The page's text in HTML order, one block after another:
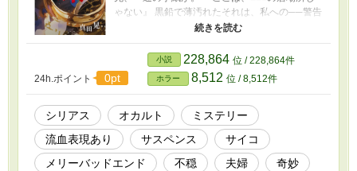
ゃない』 黒鉛で薄汚れたそれは、私への──警告
か。 それとも…… ††† 本作は、流血シーンを含
んでおります。
24h.ポイント 0pt
小説 228,864 位 / 228,864件
ホラー 8,512 位 / 8,512件
シリアス オカルト
ミステリー
流血表現あり
サスペンス
サイコ
メリーバッドエンド
不穏 夫婦 奇妙